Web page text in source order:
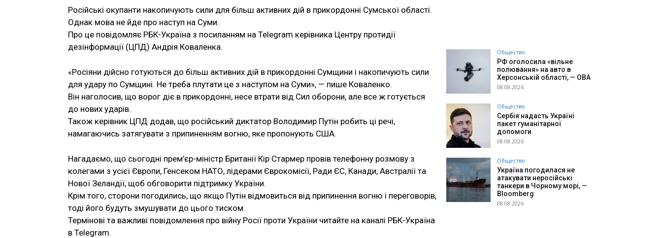
Російські окупанти накопичують сили для більш активних дій в прикордонні Сумської області.
Однак мова не йде про наступ на Суми.
Про це повідомляє РБК-Україна з посиланням на Telegram керівника Центру протидії
дезінформації (ЦПД) Андрія Коваленка.
«Росіяни дійсно готуються до більш активних дій в прикордонні Сумщини і накопичують сили
для удару по Сумщині. Не треба плутати це з наступом на Суми», — пише Коваленко.
Він наголосив, що ворог діє в прикордонні, несе втрати від Сил оборони, але все ж готується
до нових ударів.
Також керівник ЦПД додав, що російський диктатор Володимир Путін робить ці речі,
намагаючись затягувати з припиненням вогню, яке пропонують США.
Нагадаємо, що сьогодні прем’єр-міністр Британії Кір Стармер провів телефонну розмову з
колегами з усієї Європи, Генсеком НАТО, лідерами Єврокомісії, Ради ЄС, Канади, Австралії та
Нової Зеландії, щоб обговорити підтримку України.
Крім того, сторони погодились, що якщо Путін відмовиться від припинення вогню і переговорів,
тоді його будуть змушувати до цього тиском.
Термінові та важливі повідомлення про війну Росії проти України читайте на каналі РБК-Україна
в Telegram.
Общество
РФ оголосила «вільне
полювання» на авто в
Херсонській області, — ОВА
08.08.2026
Общество
Сербія надасть Україні
пакет гуманітарної
допомоги
08.08.2026
Общество
Україна погодилася не
атакувати неросійські
танкери в Чорному морі, —
Bloomberg
08.08.2026